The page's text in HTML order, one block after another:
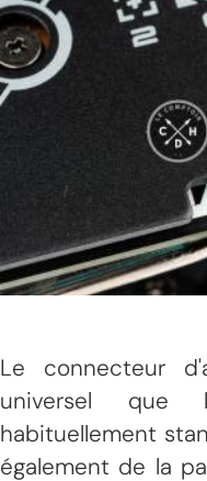
Le connecteur
universel que
habituellement
également de la